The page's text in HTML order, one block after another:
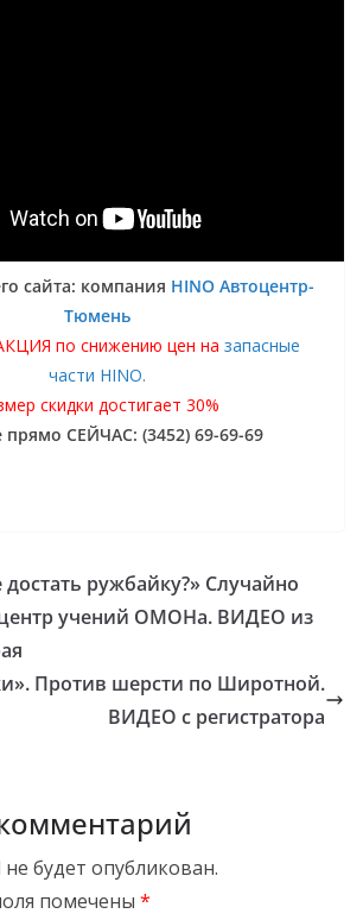
сайта: компания HINO Автоцентр-
Тюмень
по снижению цен на запасные
части HINO.
скидки достигает 30%
прямо СЕЙЧАС: (3452) 69-69-69
ружбайку?» Случайно
учений ОМОНа. ВИДЕО из
Против шерсти по Широтной.
ВИДЕО с регистратора
будет опубликован.
помечены *